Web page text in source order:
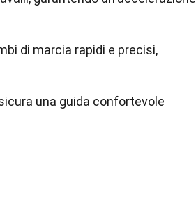
di marcia rapidi e precisi,
una guida confortevole